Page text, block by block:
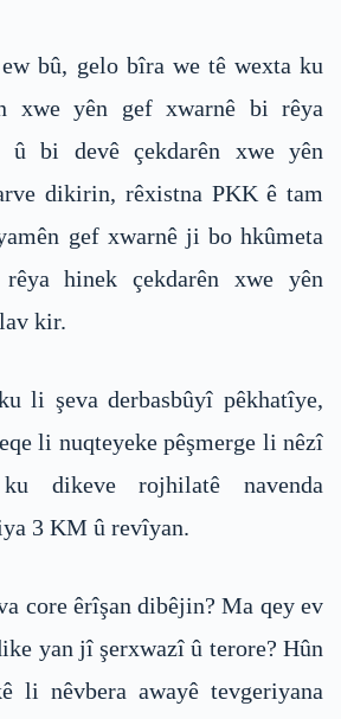
bû, gelo bîra we tê wexta ku
xwe yên gef xwarnê bi rêya
û bi devê çekdarên xwe yên
dikirin, rêxistna PKK ê tam
gef xwarnê ji bo hkûmeta
hinek çekdarên xwe yên
kir.
li şeva derbasbûyî pêkhatîye,
li nuqteyeke pêşmerge li nêzî
dikeve rojhilatê navenda
3 KM û revîyan.
core êrîşan dibêjin? Ma qey ev
yan jî şerxwazî û terore? Hûn
li nêvbera awayê tevgeriyana